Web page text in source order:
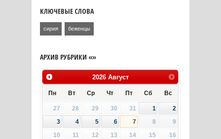
КЛЮЧЕВЫЕ СЛОВА
сирия беженцы
АРХИВ РУБРИКИ «»
2026 Август
Пн Вт Ср Чт Пт Сб Вс
27 28 29 30 31 1
2
3
4 5 6 7 8
9
10
11 12 13 14 15
16